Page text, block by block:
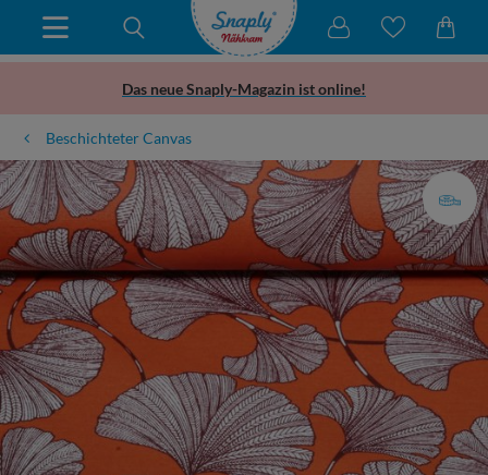
Das neue Snaply-Magazin ist online!
Beschichteter Canvas